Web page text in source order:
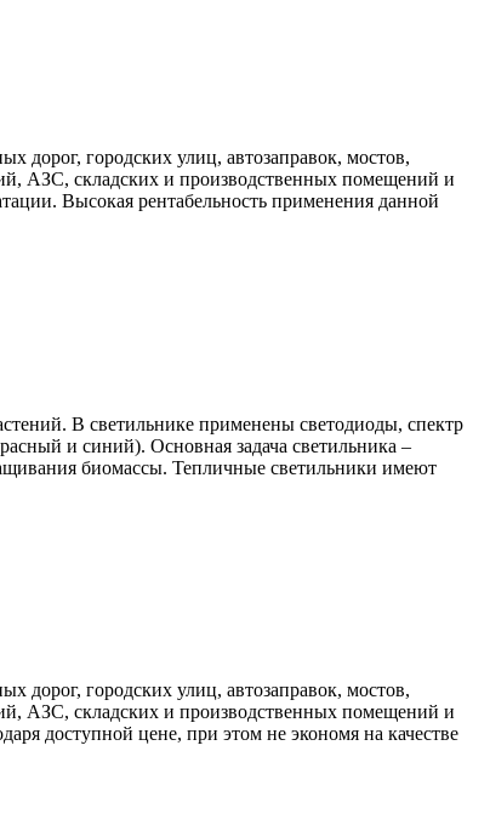
дорог, городских улиц, автозаправок, мостов,
АЗС, складских и производственных помещений и
Высокая рентабельность применения данной
В светильнике применены светодиоды, спектр
и синий). Основная задача светильника –
биомассы. Тепличные светильники имеют
дорог, городских улиц, автозаправок, мостов,
АЗС, складских и производственных помещений и
доступной цене, при этом не экономя на качестве